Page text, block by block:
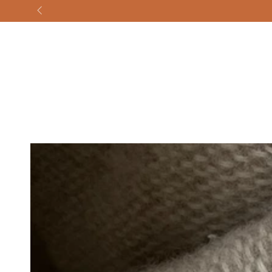
GA NAAR
CONTENT